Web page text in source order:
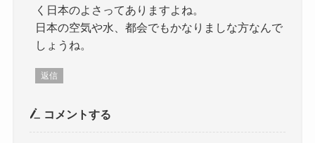
く日本のよさってありますよね。
日本の空気や水、都会でもかなりましな方なんで
しょうね。
返信
コメントする